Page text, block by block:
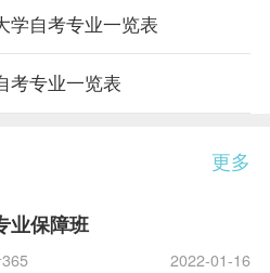
学自考专业一览表
考专业一览表
更多
业保障班
2022-01-16